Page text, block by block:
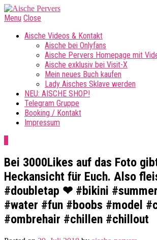
Menu Close
Aische Videos & Kontakt
Aische bei Onlyfans
Aische Pervers Homepage mit
Aische exklusiv bei Visit-X
Mein neues Buch kaufen
Lady Aisches Sklave werden
NEU: AISCHE SHOP!
Telegram Gruppe
Booking / Kontakt
Impressum
Bei 3000Likes auf das Foto
Heckansicht für Euch. Also
#doubletap ❤ #bikini
#water #fun #boobs #model
#ombrehair #chillen #chillout